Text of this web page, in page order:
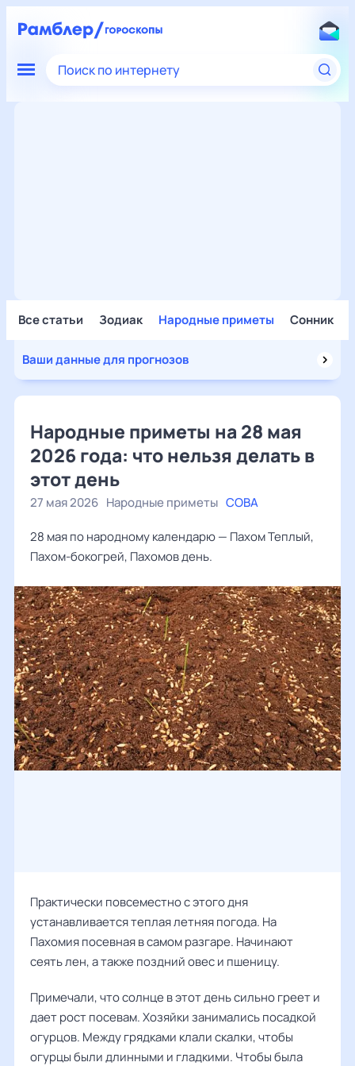
Поиск по интернету
Все статьи Зодиак Народные приметы Сонник
Ваши данные для прогнозов
Народные приметы на 28 мая
2026 года: что нельзя делать в
этот день
27 мая 2026 Народные приметы СОВА
28 мая по народному календарю — Пахом Теплый,
Пахом-бокогрей, Пахомов день.
Практически повсеместно с этого дня
устанавливается теплая летняя погода. На
Пахомия посевная в самом разгаре. Начинают
сеять лен, а также поздний овес и пшеницу.
Примечали, что солнце в этот день сильно греет и
дает рост посевам. Хозяйки занимались посадкой
огурцов. Между грядками клали скалки, чтобы
огурцы были длинными и гладкими. Чтобы была